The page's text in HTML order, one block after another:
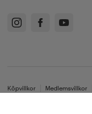
Köpvillkor Medlemsvillkor